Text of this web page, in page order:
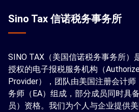
Sino Tax 信诺税务事务所
SINO TAX（美国信诺税务事务所）
授权的电子报税服务机构（
Provider），团队由美国注册会计师
务师（EA）组成，部分成员同时具
员）资格。我们为个人与企业提供